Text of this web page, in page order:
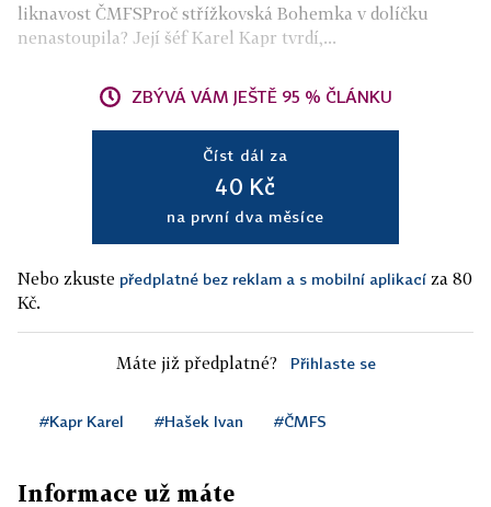
liknavost ČMFSProč střížkovská Bohemka v dolíčku
nenastoupila? Její šéf Karel Kapr tvrdí,...
ZBÝVÁ VÁM JEŠTĚ 95 % ČLÁNKU
Číst dál za
40 Kč
na první dva měsíce
Nebo zkuste předplatné bez reklam a s mobilní aplikací za 80
Kč.
Máte již předplatné? Přihlaste se
#Kapr Karel #Hašek Ivan #ČMFS
Informace už máte